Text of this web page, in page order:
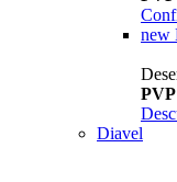
new
PVP
Diavel